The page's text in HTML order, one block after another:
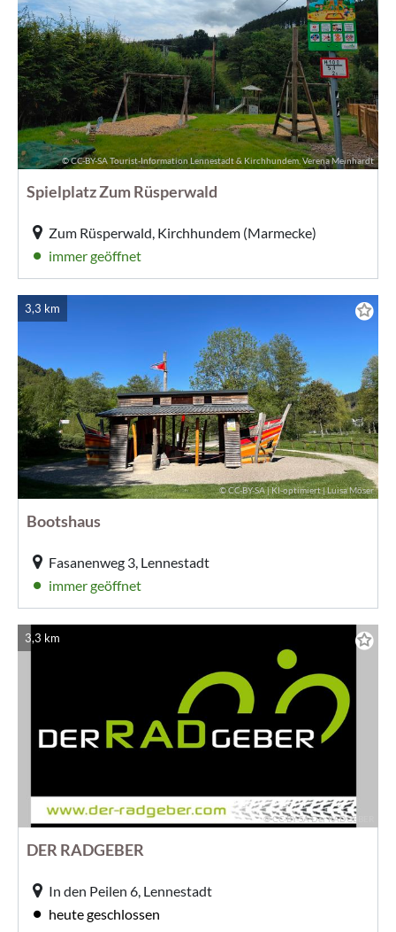
© CC-BY-SA Tourist-Information Lennestadt & Kirchhundem, Verena Meinhardt
Spielplatz Zum Rüsperwald
Zum Rüsperwald, Kirchhundem (Marmecke)
immer geöffnet
© CC-BY-SA | KI-optimiert | Luisa Möser
3,3 km
Bootshaus
Fasanenweg 3, Lennestadt
immer geöffnet
© CC-BY-SA Der RADGEBER
3,3 km
DER RADGEBER
In den Peilen 6, Lennestadt
heute geschlossen